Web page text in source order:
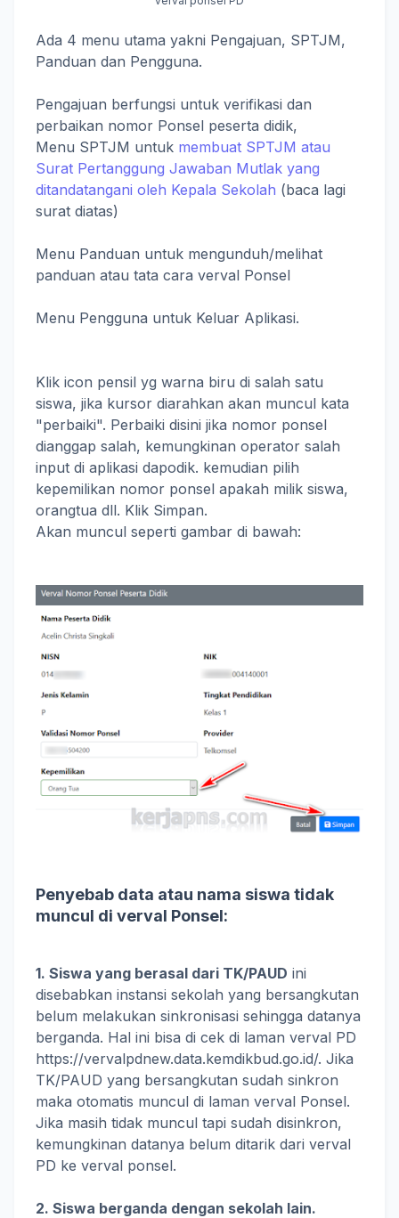
Ada 4 menu utama yakni Pengajuan, SPTJM,
Panduan dan Pengguna.
Pengajuan berfungsi untuk verifikasi dan
perbaikan nomor Ponsel peserta didik,
Menu SPTJM untuk membuat SPTJM atau
Surat Pertanggung Jawaban Mutlak yang
ditandatangani oleh Kepala Sekolah (baca lagi
surat diatas)
Menu Panduan untuk mengunduh/melihat
panduan atau tata cara verval Ponsel
Menu Pengguna untuk Keluar Aplikasi.
Klik icon pensil yg warna biru di salah satu
siswa, jika kursor diarahkan akan muncul kata
"perbaiki". Perbaiki disini jika nomor ponsel
dianggap salah, kemungkinan operator salah
input di aplikasi dapodik. kemudian pilih
kepemilikan nomor ponsel apakah milik siswa,
orangtua dll. Klik Simpan.
Akan muncul seperti gambar di bawah:
Penyebab data atau nama siswa tidak
muncul di verval Ponsel:
1. Siswa yang berasal dari TK/PAUD ini
disebabkan instansi sekolah yang bersangkutan
belum melakukan sinkronisasi sehingga datanya
berganda. Hal ini bisa di cek di laman verval PD
https://vervalpdnew.data.kemdikbud.go.id/. Jika
TK/PAUD yang bersangkutan sudah sinkron
maka otomatis muncul di laman verval Ponsel.
Jika masih tidak muncul tapi sudah disinkron,
kemungkinan datanya belum ditarik dari verval
PD ke verval ponsel.
2. Siswa berganda dengan sekolah lain.